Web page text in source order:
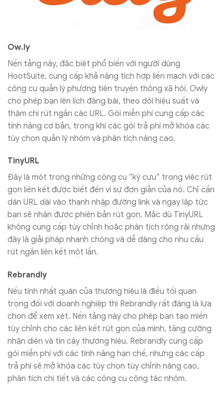
Ow.ly
Nền tảng này, đặc biệt phổ biến với người dùng
HootSuite, cung cấp khả năng tích hợp liền mạch với các
công cụ quản lý phương tiện truyền thông xã hội. Owly
cho phép bạn lên lịch đăng bài, theo dõi hiệu suất và
thậm chí rút ngắn các URL. Gói miễn phí cung cấp các
tính năng cơ bản, trong khi các gói trả phí mở khóa các
tùy chọn quản lý nhóm và phân tích nâng cao.
TinyURL
Đây là một trong những công cụ “kỳ cựu” trong việc rút
gọn liên kết được biết đến vì sự đơn giản của nó. Chỉ cần
dán URL dài vào thanh nhập đường link và ngay lập tức
bạn sẽ nhận được phiên bản rút gọn. Mặc dù TinyURL
không cung cấp tùy chỉnh hoặc phân tích rộng rãi nhưng
đây là giải pháp nhanh chóng và dễ dàng cho nhu cầu
rút ngắn liên kết một lần.
Rebrandly
Nếu tính nhất quán của thương hiệu là điều tối quan
trọng đối với doanh nghiệp thì Rebrandly rất đáng là lựa
chọn để xem xét. Nền tảng này cho phép bạn tạo miền
tùy chỉnh cho các liên kết rút gọn của mình, tăng cường
nhận diện và tin cậy thương hiệu. Rebrandly cung cấp
gói miễn phí với các tính năng hạn chế, nhưng các cấp
trả phí sẽ mở khóa các tùy chọn tùy chỉnh nâng cao,
phân tích chi tiết và các công cụ cộng tác nhóm.